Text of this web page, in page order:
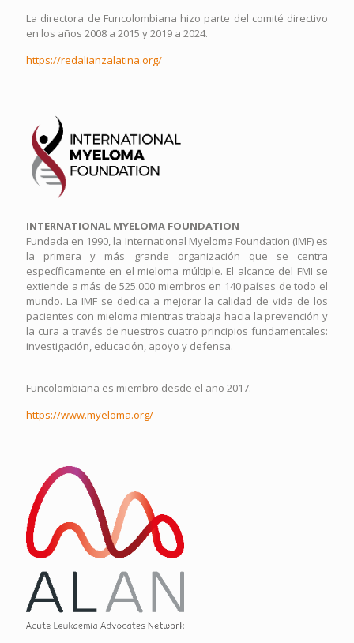
La directora de Funcolombiana hizo parte del comité directivo
en los años 2008 a 2015 y 2019 a 2024.
https://redalianzalatina.org/
INTERNATIONAL MYELOMA FOUNDATION
Fundada en 1990, la International Myeloma Foundation (IMF) es
la primera y más grande organización que se centra
específicamente en el mieloma múltiple. El alcance del FMI se
extiende a más de 525.000 miembros en 140 países de todo el
mundo. La IMF se dedica a mejorar la calidad de vida de los
pacientes con mieloma mientras trabaja hacia la prevención y
la cura a través de nuestros cuatro principios fundamentales:
investigación, educación, apoyo y defensa.
Funcolombiana es miembro desde el año 2017.
https://www.myeloma.org/